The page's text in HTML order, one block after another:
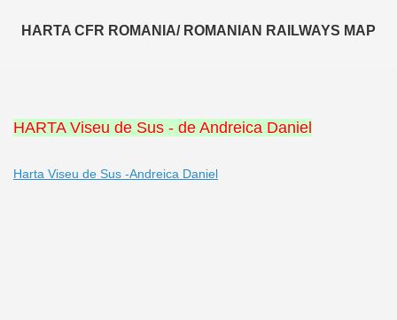
HARTA CFR ROMANIA/ ROMANIAN RAILWAYS MAP
HARTA Viseu de Sus - de Andreica Daniel
Harta Viseu de Sus -Andreica Daniel